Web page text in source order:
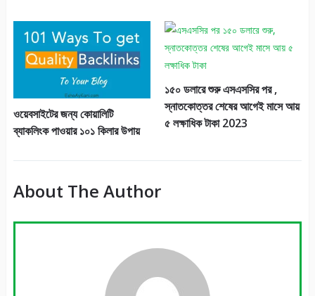
ওয়েবসাইটের জন্য কোয়ালিটি
ব্যাকলিংক পাওয়ার ১০১ কিলার উপায়
১৫০ ডলারে শুরু এসএসসির পর ,
স্নাতকোত্তর শেষের আগেই মাসে আয়
৫ লক্ষাধিক টাকা 2023
About The Author